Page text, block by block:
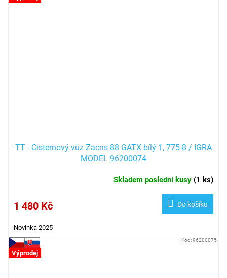
TT - Cisternový vůz Zacns 88 GATX bílý 1, 775-8 / IGRA
MODEL 96200074
Skladem poslední kusy (1 ks)
1 480 Kč Do košíku
Novinka 2025
Výprodej
Kód:96200075